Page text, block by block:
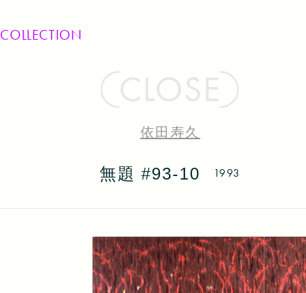
COLLECTION
依田寿久
無題 #93-10 1993